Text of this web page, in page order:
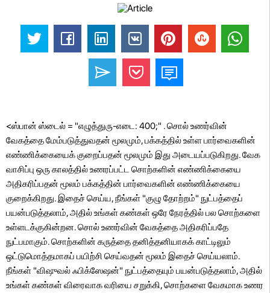
<ஸ்பான் ஸ்டைல் ​​= "எழுத்துரு-எடை: 400;" . சொல் உணர்வின்
வேகத்தை மேம்படுத்துவதன் மூலமும், பக்கத்தில் உள்ள பார்வைகளின்
எண்ணிக்கையைக் குறைப்பதன் மூலமும் இது அடையப்படுகிறது. வேக
வாசிப்பு ஒரு காலத்தில் உணரப்பட்ட சொற்களின் எண்ணிக்கையை
அதிகரிப்பதன் மூலம் பக்கத்தின் பார்வைகளின் எண்ணிக்கையை
குறைக்கிறது. இதைச் செய்ய, நீங்கள் "குழு தோற்றம்" நுட்பத்தைப்
பயன்படுத்தலாம், அதில் உங்கள் கண்கள் ஒரே நேரத்தில் பல சொற்களை
உள்ளடக்குகின்றன. சொல் உணர்வின் வேகத்தை அதிகரிப்பதே
நுட்பமாகும். சொற்களின் கருத்தை தனித்தனியாகக் காட்டிலும்
ஒட்டுமொத்தமாகப் பயிற்சி செய்வதன் மூலம் இதைச் செய்யலாம்.
நீங்கள் "விஷுவல் ஃபிக்ஸேஷன்" நுட்பத்தையும் பயன்படுத்தலாம், அதில்
உங்கள் கண்கள் விரைவாக வரியை சறுக்கி, சொற்களை வேகமாக உணர